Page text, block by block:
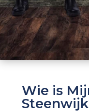
Wie is